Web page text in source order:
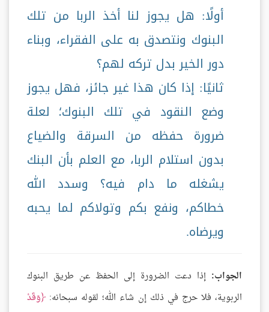
أولًا: هل يجوز لنا أخذ الربا من تلك
البنوك ونتصدق به على الفقراء، وبناء
دور الخير بدل تركه لهم؟
ثانيًا: إذا كان هذا غير جائز، فهل يجوز
وضع النقود في تلك البنوك؛ لعلة
ضرورة حفظه من السرقة والضياع
بدون استلام الربا، مع العلم بأن البنك
يشغله ما دام فيه؟ وسدد الله
خطاكم، ونفع بكم وتولاكم لما يحبه
ويرضاه.
الجواب: إذا دعت الضرورة إلى الحفظ عن طريق البنوك
الربوية، فلا حرج في ذلك إن شاء الله؛ لقوله سبحانه: وَقَدْ